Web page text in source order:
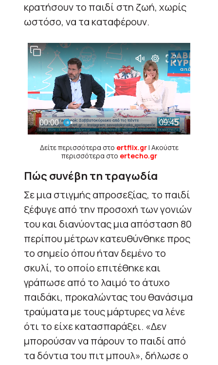
κρατήσουν το παιδί στη ζωή, χωρίς
ωστόσο, να τα καταφέρουν.
Δείτε περισσότερα στο ertflix.gr| Ακούστε
περισσότερα στο ertecho.gr
Πώς συνέβη τη τραγωδία
Σε μια στιγμής απροσεξίας, το παιδί
ξέφυγε από την προσοχή των γονιών
του και διανύοντας μια απόσταση 80
περίπου μέτρων κατευθύνθηκε προς
το σημείο όπου ήταν δεμένο το
σκυλί, το οποίο επιτέθηκε και
γράπωσε από το λαιμό το άτυχο
παιδάκι, προκαλώντας του θανάσιμα
τραύματα με τους μάρτυρες να λένε
ότι το είχε κατασπαράξει. «Δεν
μπορούσαν να πάρουν το παιδί από
τα δόντια του πιτ μπουλ», δήλωσε ο